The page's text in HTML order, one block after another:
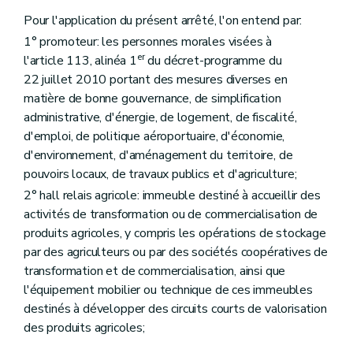
Pour l'application du présent arrêté, l'on entend par:
1° promoteur: les personnes morales visées à
l'article 113, alinéa 1erdu décret-programme du
22 juillet 2010 portant des mesures diverses en
matière de bonne gouvernance, de simplification
administrative, d'énergie, de logement, de fiscalité,
d'emploi, de politique aéroportuaire, d'économie,
d'environnement, d'aménagement du territoire, de
pouvoirs locaux, de travaux publics et d'agriculture;
2° hall relais agricole: immeuble destiné à accueillir des
activités de transformation ou de commercialisation de
produits agricoles, y compris les opérations de stockage
par des agriculteurs ou par des sociétés coopératives de
transformation et de commercialisation, ainsi que
l'équipement mobilier ou technique de ces immeubles
destinés à développer des circuits courts de valorisation
des produits agricoles;